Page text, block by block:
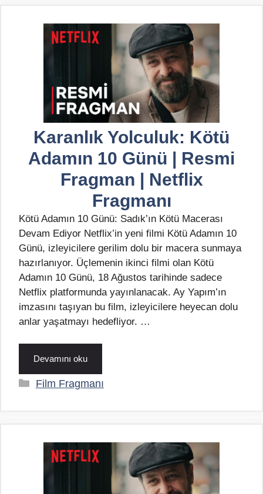
Karanlık Yolculuk: Kötü
Adamın 10 Günü | Resmi
Fragman | Netflix
Fragmanı
Kötü Adamın 10 Günü: Sadık’ın Kötü Macerası
Devam Ediyor Netflix’in yeni filmi Kötü Adamın 10
Günü, izleyicilere gerilim dolu bir macera sunmaya
hazırlanıyor. Üçlemenin ikinci filmi olan Kötü
Adamın 10 Günü, 18 Ağustos tarihinde sadece
Netflix platformunda yayınlanacak. Ay Yapım’ın
imzasını taşıyan bu film, izleyicilere heyecan dolu
anlar yaşatmayı hedefliyor. …
Devamını oku
Kategoriler
Film Fragmanı